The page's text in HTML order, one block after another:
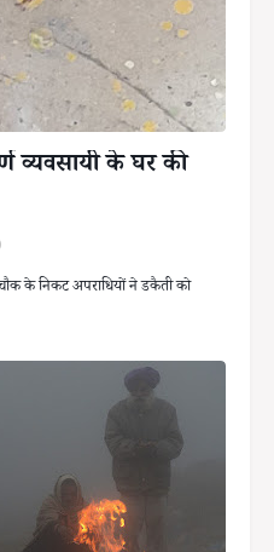
व्यवसायी के घर की
के निकट अपराधियों ने डकैती को